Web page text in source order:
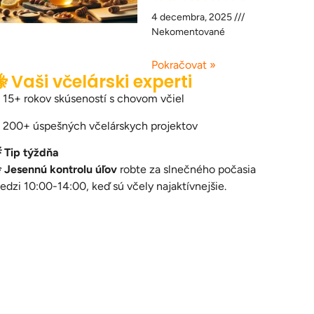
4 decembra, 2025
Nekomentované
Pokračovat »
Vaši včelárski experti
15+ rokov skúseností s chovom včiel
200+ úspešných včelárskych projektov
Tip týždňa
Jesennú kontrolu úľov robte za slnečného počasia
10:00-14:00, keď sú včely najaktívnejšie.